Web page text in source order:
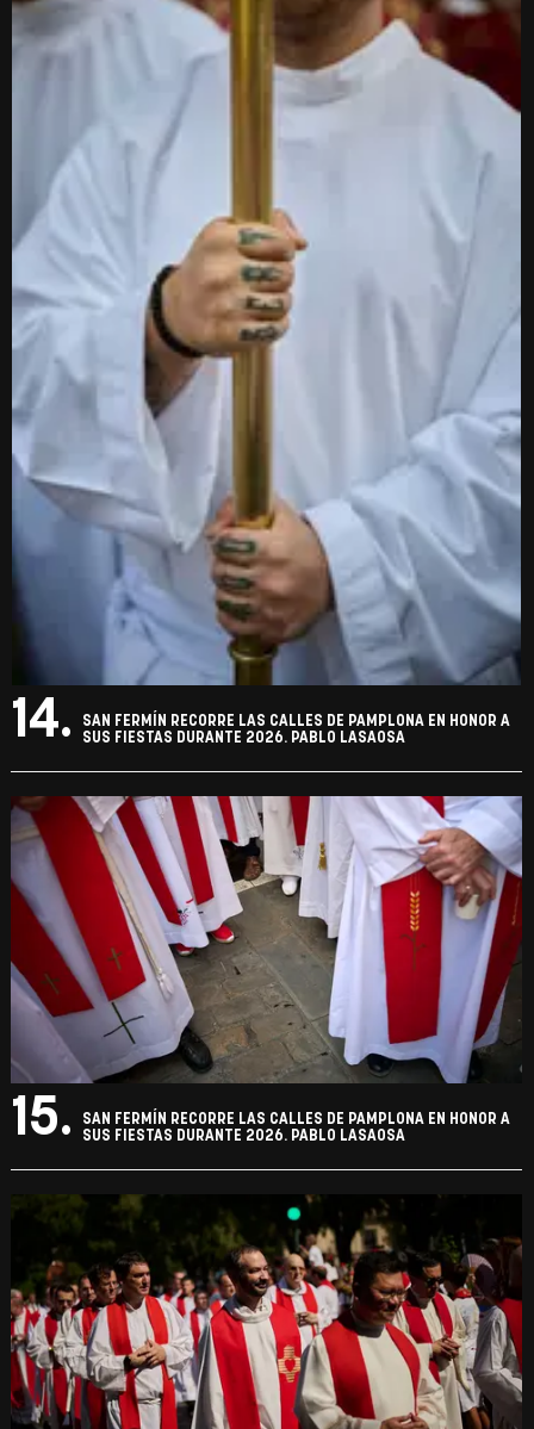
14.
SAN FERMÍN RECORRE LAS CALLES DE PAMPLONA EN HONOR A
SUS FIESTAS DURANTE 2026. PABLO LASAOSA
15.
SAN FERMÍN RECORRE LAS CALLES DE PAMPLONA EN HONOR A
SUS FIESTAS DURANTE 2026. PABLO LASAOSA